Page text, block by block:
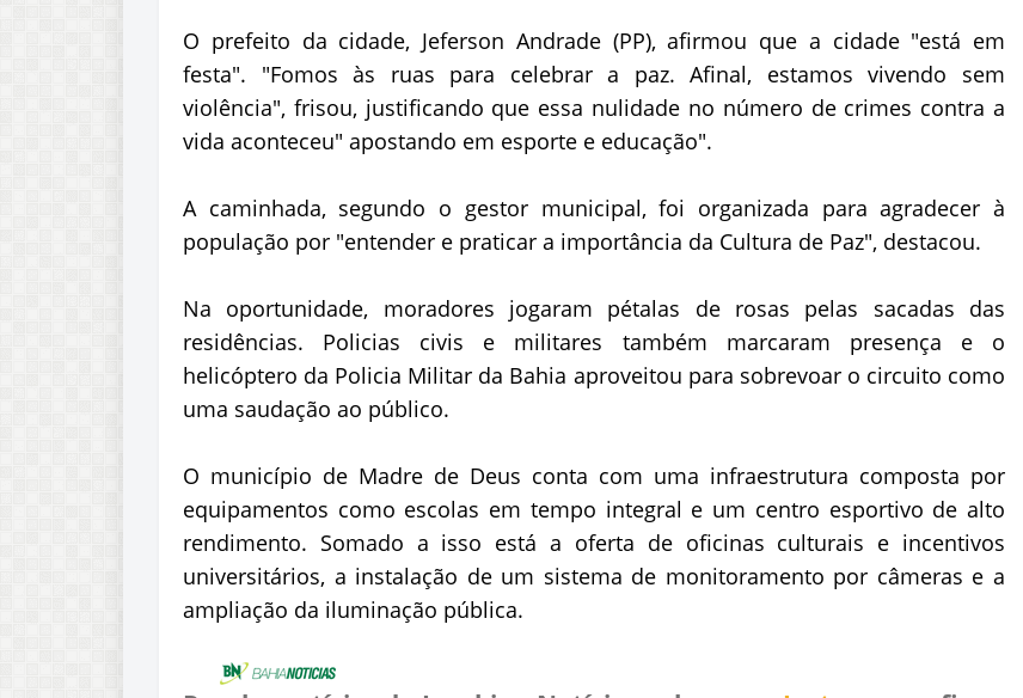
O prefeito da cidade, Jeferson Andrade (PP), afirmou que a cidade "está em
festa". "Fomos às ruas para celebrar a paz. Afinal, estamos vivendo sem
violência", frisou, justificando que essa nulidade no número de crimes contra a
vida aconteceu" apostando em esporte e educação".
A caminhada, segundo o gestor municipal, foi organizada para agradecer à
população por "entender e praticar a importância da Cultura de Paz", destacou.
Na oportunidade, moradores jogaram pétalas de rosas pelas sacadas das
residências. Policias civis e militares também marcaram presença e o
helicóptero da Policia Militar da Bahia aproveitou para sobrevoar o circuito como
uma saudação ao público.
O município de Madre de Deus conta com uma infraestrutura composta por
equipamentos como escolas em tempo integral e um centro esportivo de alto
rendimento. Somado a isso está a oferta de oficinas culturais e incentivos
universitários, a instalação de um sistema de monitoramento por câmeras e a
ampliação da iluminação pública.